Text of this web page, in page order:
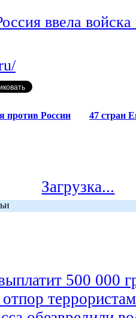
ввела
против России
47 стран
Загрузка...
500 000
террористам